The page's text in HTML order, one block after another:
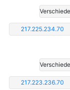
217.225.234.70
217.223.236.70